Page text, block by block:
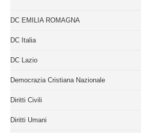
DC EMILIA ROMAGNA
DC Italia
DC Lazio
Democrazia Cristiana Nazionale
Diritti Civili
Diritti Umani